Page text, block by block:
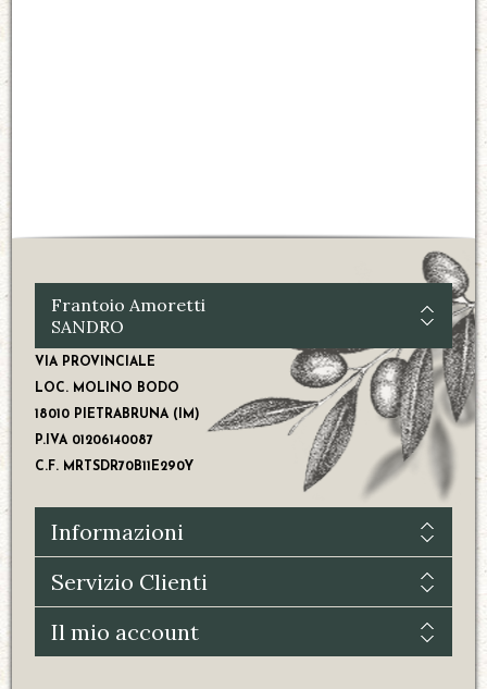
Frantoio Amoretti
SANDRO
VIA PROVINCIALE
LOC. MOLINO BODO
18010 PIETRABRUNA (IM)
P.IVA 01206140087
C.F. MRTSDR70B11E290Y
Informazioni
Servizio Clienti
Il mio account